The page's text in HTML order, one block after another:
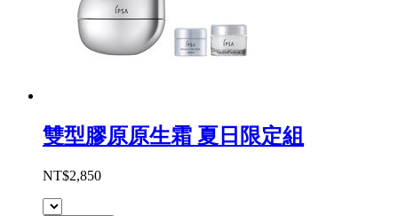
雙型膠原原生霜 夏日限定組
NT$2,850